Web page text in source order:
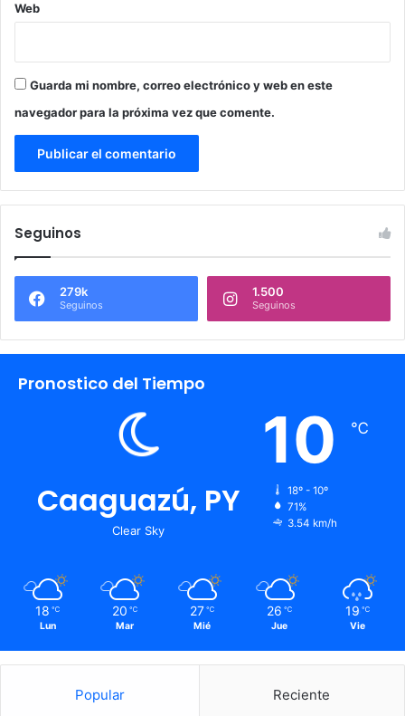
Web
Guarda mi nombre, correo electrónico y web en este
navegador para la próxima vez que comente.
Seguinos
279k
Seguinos
1.500
Seguinos
Pronostico del Tiempo
Caaguazú, PY
Clear Sky
10 ℃
18º - 10º
71%
3.54 km/h
18 ℃
Lun
20 ℃
Mar
27 ℃
Mié
26 ℃
Jue
19 ℃
Vie
Popular Reciente